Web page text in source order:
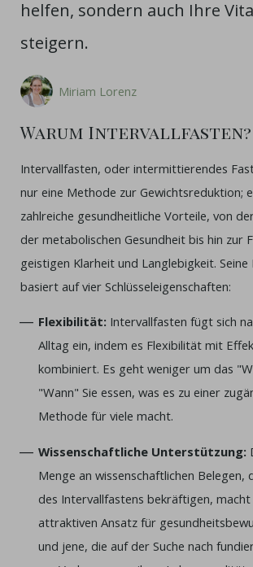
helfen, sondern auch Ihre
steigern.
Miriam Lorenz
Warum Intervallfasten?
Intervallfasten, oder intermittierendes
nur eine Methode zur Gewichtsreduktion;
zahlreiche gesundheitliche Vorteile, von
der metabolischen Gesundheit bis hin zur
geistigen Klarheit und Langlebigkeit.
basiert auf vier Schlüsseleigenschaften:
Flexibilität: Intervallfasten fügt sich
Alltag ein, indem es Flexibilität mit
kombiniert. Es geht weniger um das
"Wann" Sie essen, was es zu einer
Methode für viele macht.
Wissenschaftliche Unterstützung:
Menge an wissenschaftlichen Belegen,
des Intervallfastens bekräftigen, macht
attraktiven Ansatz für
und jene, die auf der Suche nach